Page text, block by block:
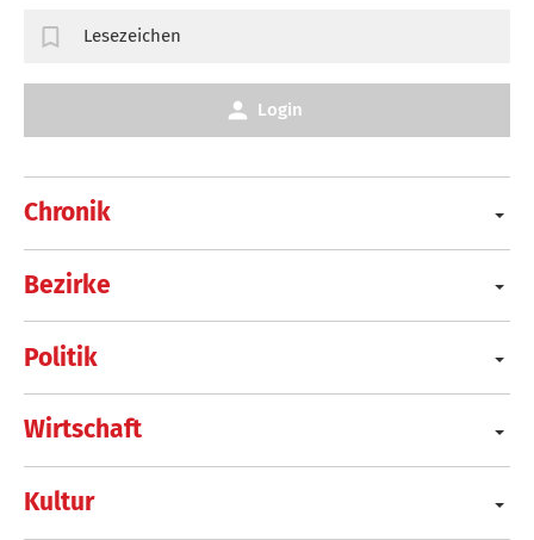
Chronik
Bezirke
Politik
Wirtschaft
Kultur
Lesezeichen
Login